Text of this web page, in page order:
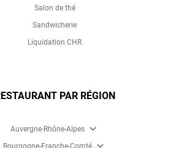
Salon de thé
Sandwicherie
Liquidation CHR
PAR RÉGION
Auvergne-Rhône-Alpes expand_more
Bourgogne-Franche-Comté